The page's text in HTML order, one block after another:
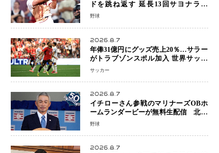
ドを跳ね返す 延長13回サヨナラ勝
ち 吉田正尚選手も2安打1打点で貢献 4
野球
2026.8.7
年俸31億円にグッズ売上20％…サラー
がトラブゾンスポル加入 世界サッカ
ーは「五大リーグ一強」から新時代へ
サッカー
2026.8.7
イチローさん参戦のマリナーズOBホ
ームランダービーが無料生配信 北米
ならではの“魅せる興行”に世界が注目
野球
2026.8.7